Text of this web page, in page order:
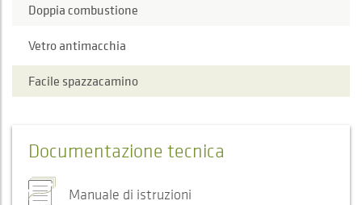
Doppia combustione
Vetro antimacchia
Facile spazzacamino
Documentazione tecnica
Manuale di istruzioni